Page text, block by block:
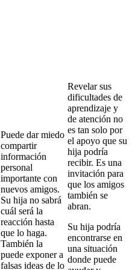
Puede dar miedo
compartir
información
personal
importante con
nuevos amigos.
Su hija no sabrá
cuál será la
reacción hasta
que lo haga.
También la
puede exponer a
falsas ideas de lo
Revelar sus
dificultades de
aprendizaje y
de atención no
es tan solo por
el apoyo que su
hija podría
recibir. Es una
invitación para
que los amigos
también se
abran.
Su hija podría
encontrarse en
una situación
donde puede